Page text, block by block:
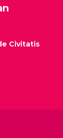
Civitatis